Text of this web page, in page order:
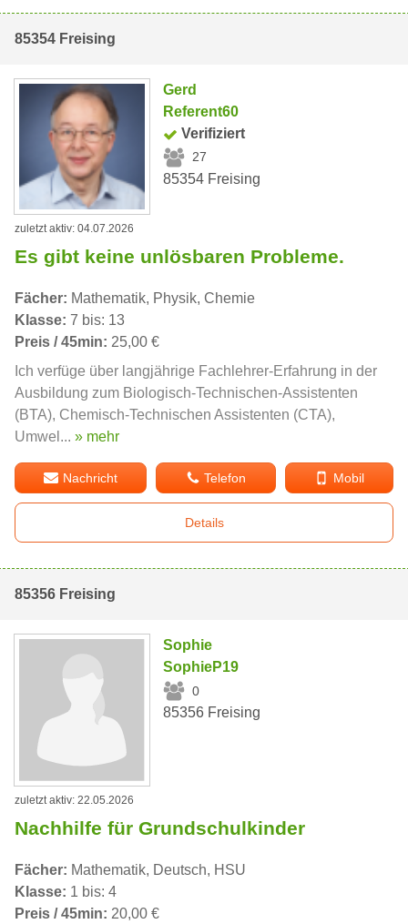
85354 Freising
Gerd
Referent60
Verifiziert
27
85354 Freising
zuletzt aktiv: 04.07.2026
Es gibt keine unlösbaren Probleme.
Fächer: Mathematik, Physik, Chemie
Klasse: 7 bis: 13
Preis / 45min: 25,00 €
Ich verfüge über langjährige Fachlehrer-Erfahrung in der
Ausbildung zum Biologisch-Technischen-Assistenten
(BTA), Chemisch-Technischen Assistenten (CTA),
Umwel... » mehr
Nachricht Telefon Mobil
Details
85356 Freising
Sophie
SophieP19
0
85356 Freising
zuletzt aktiv: 22.05.2026
Nachhilfe für Grundschulkinder
Fächer: Mathematik, Deutsch, HSU
Klasse: 1 bis: 4
Preis / 45min: 20,00 €